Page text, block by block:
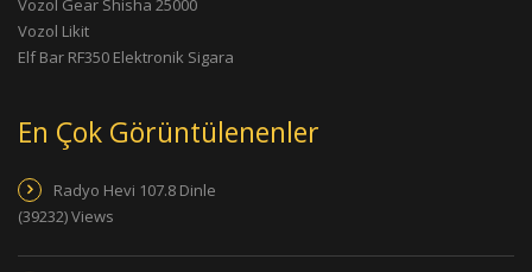
Vozol Gear Shisha 25000
Vozol Likit
Elf Bar RF350 Elektronik Sigara
En Çok Görüntülenenler
Radyo Hevi 107.8 Dinle
(39232) Views